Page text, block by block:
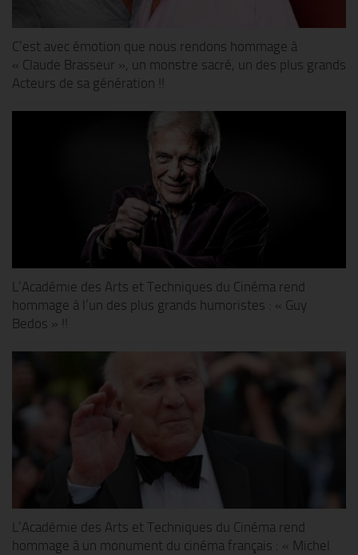
C’est avec émotion que nous rendons hommage à
« Claude Brasseur », un monstre sacré, un des plus grands
Acteurs de sa génération !!
L’Académie des Arts et Techniques du Cinéma rend
hommage à l’un des plus grands humoristes : « Guy
Bedos » !!
L’Académie des Arts et Techniques du Cinéma rend
hommage à un monument du cinéma français : « Michel